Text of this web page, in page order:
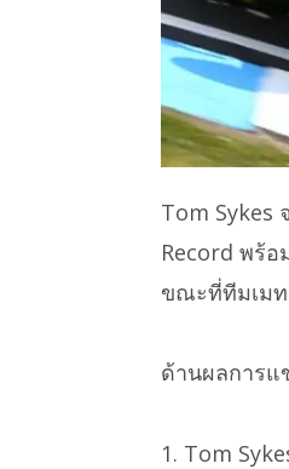
Tom Sykes
Record พร้
ขณะที่ทีมเมท
ด้านผลการแ
1. Tom